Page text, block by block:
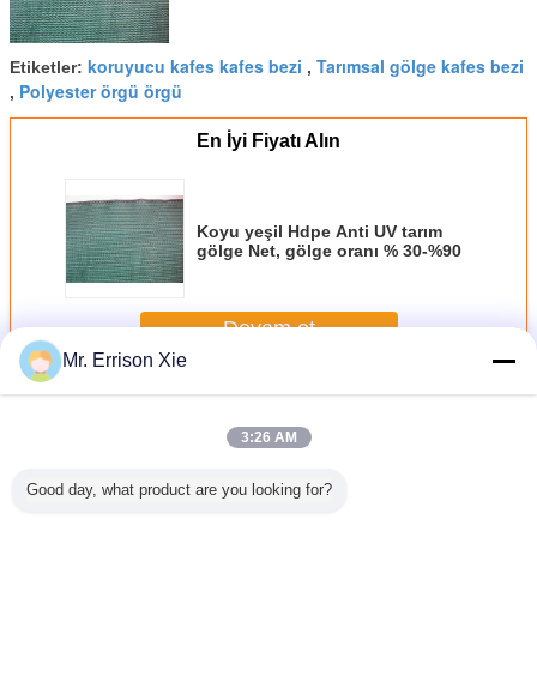
Etiketler: koruyucu kafes kafes bezi , Tarımsal gölge kafes bezi
, Polyester örgü örgü
En İyi Fiyatı Alın
Koyu yeşil Hdpe Anti UV tarım
gölge Net, gölge oranı % 30-%90
Devam et
DahaTarım Net Shade
Mr. Errison Xie
3:26 AM
Good day, what product are you looking for?